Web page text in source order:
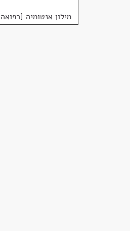
מילון אנטומיה